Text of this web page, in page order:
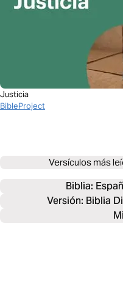
Justicia
BibleProject
Versículos más
Biblia:
Versión: Biblia